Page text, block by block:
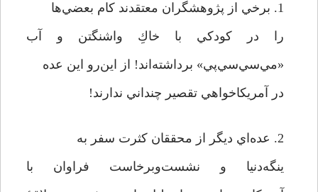
1. برخي از پژوهشگران معتقدند كام بعضي‌ها
را در كودكي با خاكِ واشنگتن و آب
«مي‌سي‌سي‌پي» برداشته‌اند! از این‌رو اين عده
در آمريكاخواهي تقصير چنداني ندارند!
2. عده‌اي ديگر از محققان كثرت سفر به
ينگه‌دنيا و نشست‌و‌برخاست فراوان با